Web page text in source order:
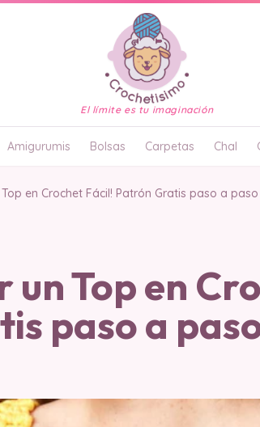
El límite es tu imaginación
Amigurumis Bolsas Carpetas Chal
en Crochet Fácil! Patrón Gratis paso a paso
un Top en
paso a